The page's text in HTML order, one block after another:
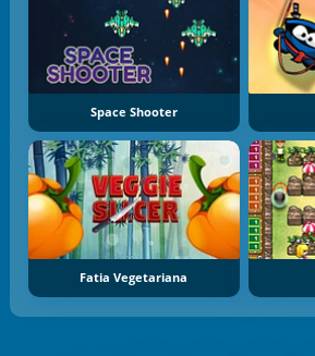
Space Shooter
Fatia Vegetariana